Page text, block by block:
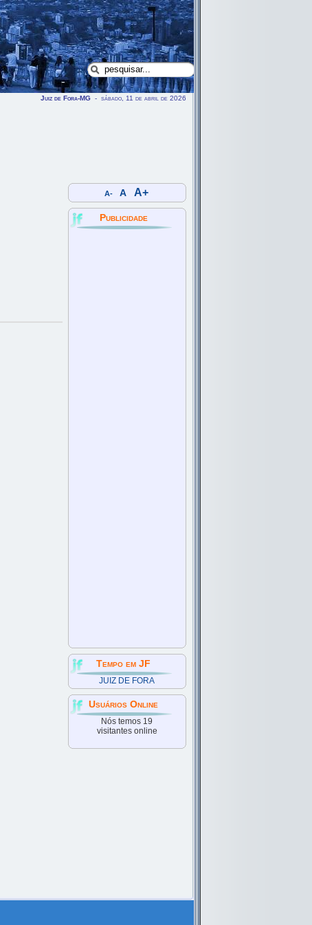
Juiz de Fora-MG - sábado, 11 de abril de 2026
A- A A+
Publicidade
Tempo em JF
JUIZ DE FORA
Usuários Online
Nós temos 19
visitantes online